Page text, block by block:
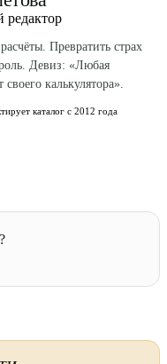
редактор
Превратить страх
Девиз: «Любая
калькулятора».
каталог с 2012 года